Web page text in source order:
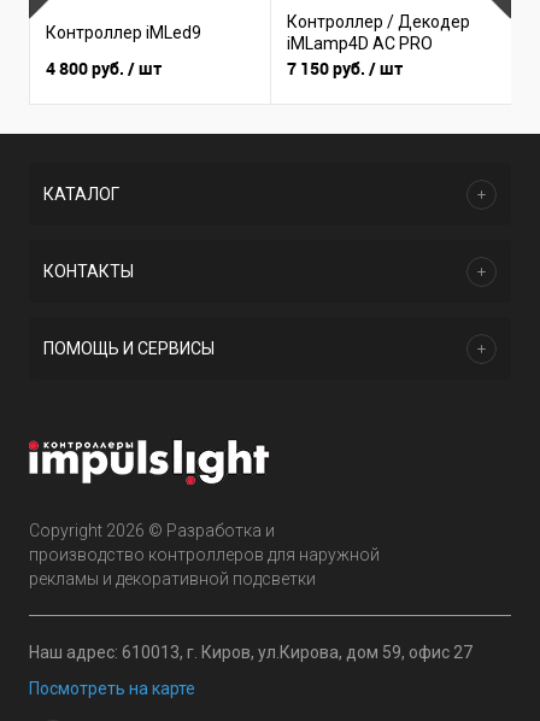
Контроллер iMLed9
4 800 руб. / шт
Контроллер / Декодер
iMLamp4D AC PRO
7 150 руб. / шт
Copyright 2026 © Разработка и
производство контроллеров для наружной
рекламы и декоративной подсветки
Наш адрес: 610013, г. Киров, ул.Кирова, дом 59, офис 27
Посмотреть на карте
КАТАЛОГ
КОНТАКТЫ
ПОМОЩЬ И СЕРВИСЫ